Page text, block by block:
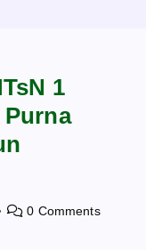
1
0 Comments